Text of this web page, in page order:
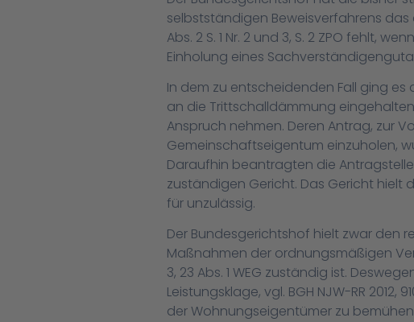
selbstständigen Beweisverfahrens
Abs. 2 S. 1 Nr. 2 und 3, S. 2 ZPO fehlt,
Einholung eines
In dem zu entscheidenden Fall ging
an die Trittschalldämmung
Anspruch nehmen. Deren Antrag, zur
Gemeinschaftseigentum einzuholen,
Daraufhin beantragten die
zuständigen Gericht. Das Gericht
für unzulässig.
Der Bundesgerichtshof hielt zwar den
Maßnahmen der ordnungsmäßigen
3, 23 Abs. 1 WEG zuständig ist.
Leistungsklage, vgl. BGH NJW-RR
der Wohnungseigentümer zu